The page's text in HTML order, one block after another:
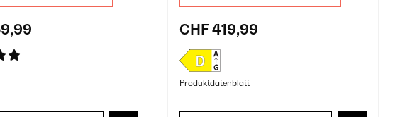
CHF 419,99
Produktdatenblatt